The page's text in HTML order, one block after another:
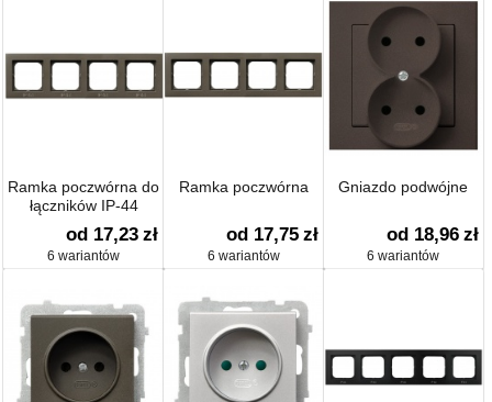
Ramka poczwórna do
łączników IP-44
od 17,23 zł
6 wariantów
Ramka poczwórna
od 17,75 zł
6 wariantów
Gniazdo podwójne
od 18,96 zł
6 wariantów